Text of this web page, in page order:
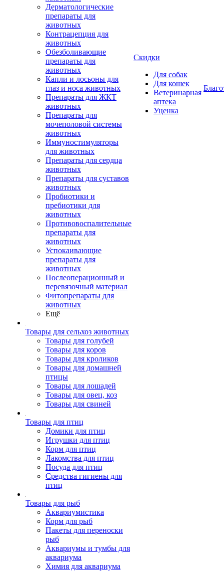
Дерматологические
препараты для
животных
Контрацепция для
животных
Обезболивающие
препараты для
животных
Капли и лосьоны для
глаз и носа животных
Препараты для ЖКТ
животных
Препараты для
мочеполовой системы
животных
Иммуностимуляторы
для животных
Препараты для сердца
животных
Препараты для суставов
животных
Пробиотики и
пребиотики для
животных
Противовоспалительные
препараты для
животных
Успокаивающие
препараты для
животных
Послеоперационный и
перевязочный материал
Фитопрепараты для
животных
Ещё
Товары для сельхоз животных
Товары для голубей
Товары для коров
Товары для кроликов
Товары для домашней
птицы
Товары для лошадей
Товары для овец, коз
Товары для свиней
Товары для птиц
Домики для птиц
Игрушки для птиц
Корм для птиц
Лакомства для птиц
Посуда для птиц
Средства гигиены для
птиц
Товары для рыб
Аквариумистика
Корм для рыб
Пакеты для переноски
рыб
Аквариумы и тумбы для
аквариума
Химия для аквариума
Скидки
Для собак
Для кошек
Ветеринарная
аптека
Уценка